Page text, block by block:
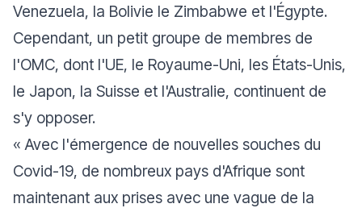
Venezuela, la Bolivie le Zimbabwe et l'Égypte.
Cependant, un petit groupe de membres de
l'OMC, dont l'UE, le Royaume-Uni, les États-Unis,
le Japon, la Suisse et l'Australie, continuent de
s'y opposer.
« Avec l'émergence de nouvelles souches du
Covid-19, de nombreux pays d'Afrique sont
maintenant aux prises avec une vague de la